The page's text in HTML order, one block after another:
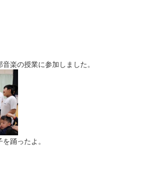
楽の授業に参加しました。
踊ったよ。